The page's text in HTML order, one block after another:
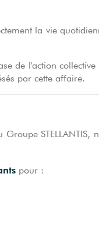
la vie
de l'action
par cette affaire.
pour :